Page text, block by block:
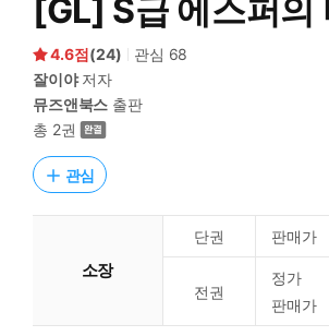
[GL] S급 에스퍼의
4.6 (24) 관심 68
잘이야저자
뮤즈앤북스 출판
총 2권
관심
소장
단권 판매가
전권
정가
판매가